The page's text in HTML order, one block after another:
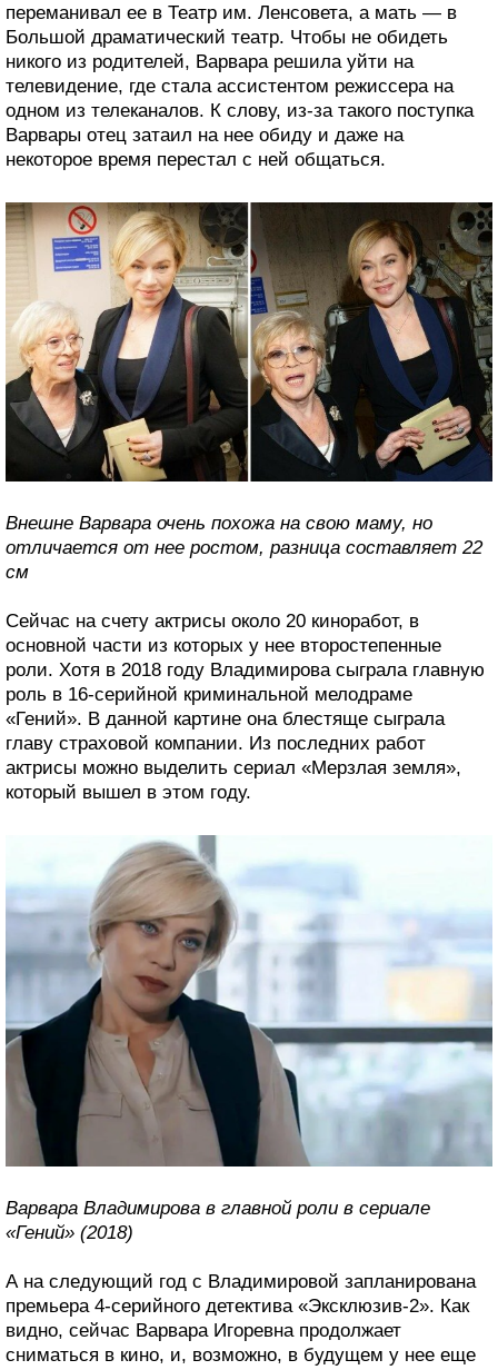
переманивал ее в Театр им. Ленсовета, а мать — в
Большой драматический театр. Чтобы не обидеть
никого из родителей, Варвара решила уйти на
телевидение, где стала ассистентом режиссера на
одном из телеканалов. К слову, из-за такого поступка
Варвары отец затаил на нее обиду и даже на
некоторое время перестал с ней общаться.
Внешне Варвара очень похожа на свою маму, но
отличается от нее ростом, разница составляет 22
см
Сейчас на счету актрисы около 20 киноработ, в
основной части из которых у нее второстепенные
роли. Хотя в 2018 году Владимирова сыграла главную
роль в 16-серийной криминальной мелодраме
«Гений». В данной картине она блестяще сыграла
главу страховой компании. Из последних работ
актрисы можно выделить сериал «Мерзлая земля»,
который вышел в этом году.
Варвара Владимирова в главной роли в сериале
«Гений» (2018)
А на следующий год с Владимировой запланирована
премьера 4-серийного детектива «Эксклюзив-2». Как
видно, сейчас Варвара Игоревна продолжает
сниматься в кино, и, возможно, в будущем у нее еще